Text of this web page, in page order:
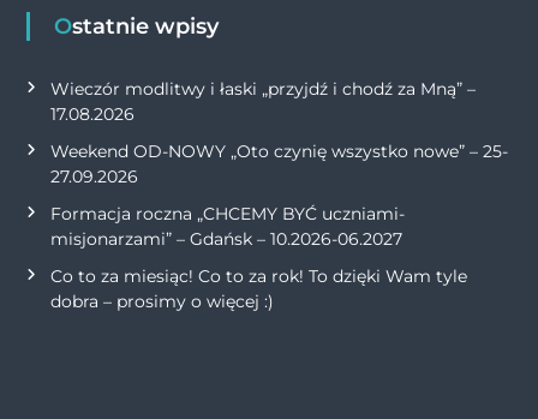
Ostatnie wpisy
Wieczór modlitwy i łaski „przyjdź i chodź za Mną” –
17.08.2026
Weekend OD-NOWY „Oto czynię wszystko nowe” – 25-
27.09.2026
Formacja roczna „CHCEMY BYĆ uczniami-
misjonarzami” – Gdańsk – 10.2026-06.2027
Co to za miesiąc! Co to za rok! To dzięki Wam tyle
dobra – prosimy o więcej :)